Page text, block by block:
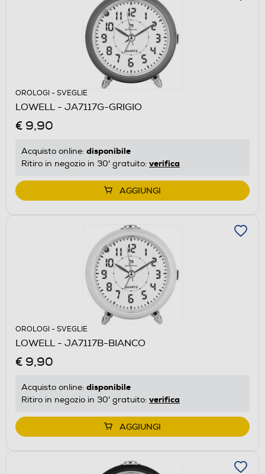
OROLOGI - SVEGLIE
LOWELL - JA7117G-GRIGIO
€ 9,90
Acquisto online: disponibile
Ritiro in negozio in 30' gratuito: verifica
AGGIUNGI
OROLOGI - SVEGLIE
LOWELL - JA7117B-BIANCO
€ 9,90
Acquisto online: disponibile
Ritiro in negozio in 30' gratuito: verifica
AGGIUNGI